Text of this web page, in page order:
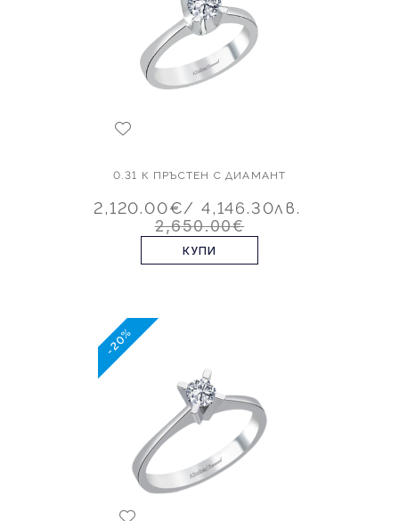
0.31 К ПРЪСТЕН С ДИАМАНТ
2,120.00€/ 4,146.30лв.
2,650.00€
КУПИ
-20%